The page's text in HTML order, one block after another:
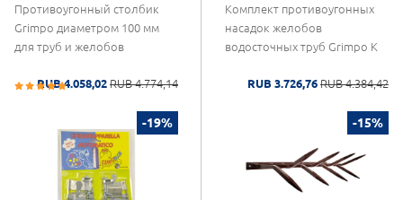
Противоугонный столбик
Grimpo диаметром 100 мм
для труб и желобов
RUB 4.058,02 RUB 4.774,14
Комплект противоугонных
насадок желобов
водосточных труб Grimpo K
RUB 3.726,76 RUB 4.384,42
-19% -15%